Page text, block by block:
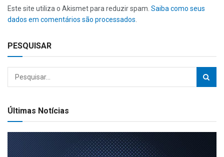
Este site utiliza o Akismet para reduzir spam. Saiba como seus
dados em comentários são processados
PESQUISAR
Últimas Notícias